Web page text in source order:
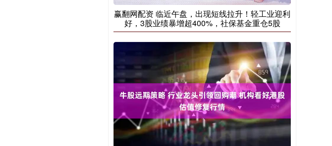
赢翻网配资 临近午盘，出现短线拉升！轻工业迎利
好，3股业绩暴增超400%，社保基金重仓5股